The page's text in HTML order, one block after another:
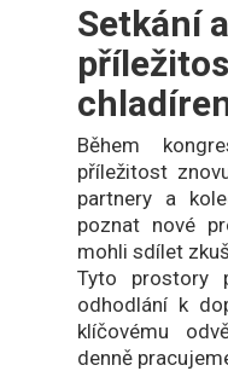
Setkání
Během
příležitost
partnery a
poznat nové
mohli sdílet
Tyto prostory
odhodlání k
klíčovému
denně